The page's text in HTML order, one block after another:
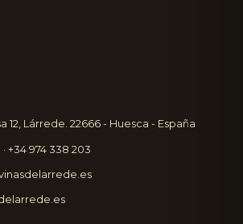
12, Lárrede. 22666 - Huesca - España
+34 974 338 203